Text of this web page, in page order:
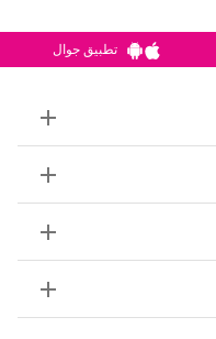
تطبيق جوال